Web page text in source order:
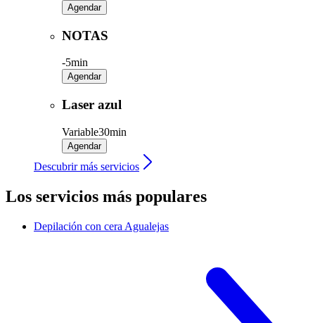
Agendar
NOTAS
-5min
Agendar
Laser azul
Variable30min
Agendar
Descubrir más servicios
Los servicios más populares
Depilación con cera Agualejas